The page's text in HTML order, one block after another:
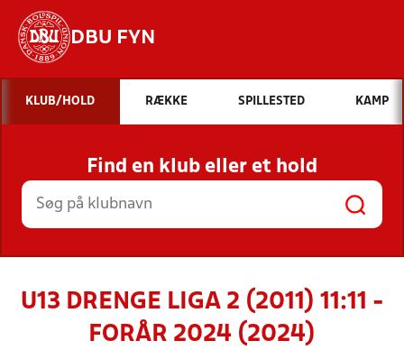
DBU FYN
Hvad vil du søge efter?
INDHOLD OG NYHEDER
STILLINGER, RESULTATER, KLUBBER OG
HOLD
KLUB/HOLD RÆKKE SPILLESTED KAMP
Find en klub eller et hold
U13 DRENGE LIGA 2 (2011) 11:11 -
FORÅR 2024 (2024)